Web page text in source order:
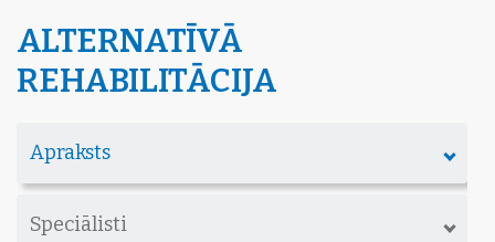
ALTERNATĪVĀ
REHABILITĀCIJA
Apraksts
Speciālisti